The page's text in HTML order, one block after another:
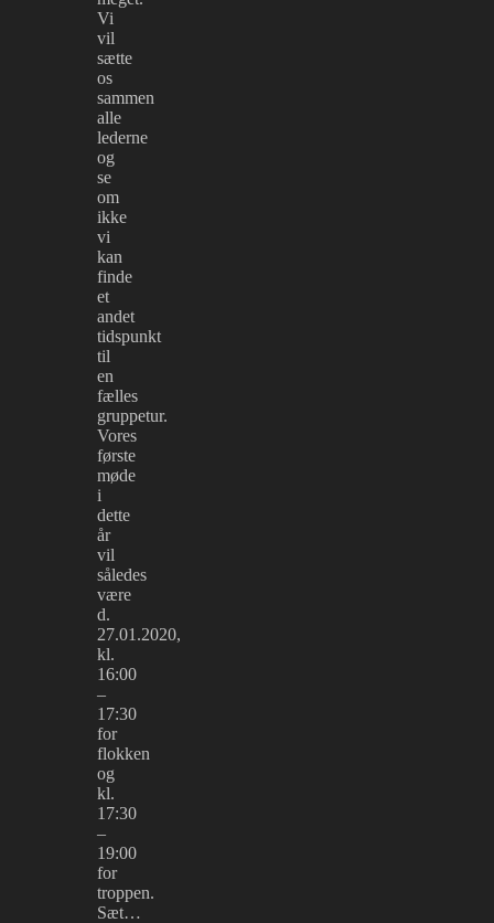
Vi
vil
sætte
os
sammen
alle
lederne
og
se
om
ikke
vi
kan
finde
et
andet
tidspunkt
til
en
fælles
gruppetur.
Vores
første
møde
i
dette
år
vil
således
være
d.
27.01.2020,
kl.
16:00
–
17:30
for
flokken
og
kl.
17:30
–
19:00
for
troppen.
Sæt…